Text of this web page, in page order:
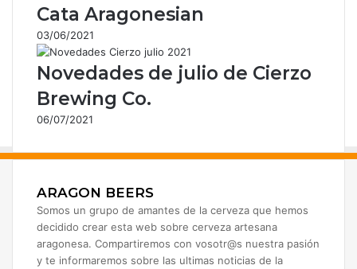
e
l
e
c
t
ó
n
c
Cata Aragonesian
03/06/2021
Novedades de julio de Cierzo
Brewing Co.
06/07/2021
ARAGON BEERS
Somos un grupo de amantes de la cerveza que hemos
decidido crear esta web sobre cerveza artesana
aragonesa. Compartiremos con vosotr@s nuestra pasión
y te informaremos sobre las ultimas noticias de la